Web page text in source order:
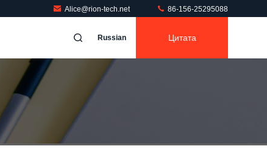
Alice@rion-tech.net 86-156-25295088
Russian Цитата